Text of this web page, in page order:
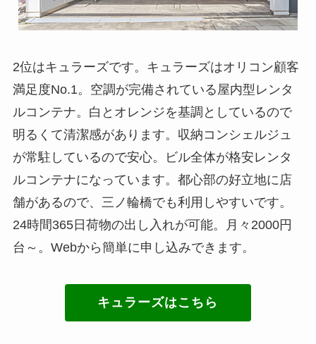
2位はキュラーズです。キュラーズはオリコン顧客
満足度No.1。空調が完備されている屋内型レンタ
ルコンテナ。白とオレンジを基調としているので
明るくて清潔感があります。収納コンシェルジュ
が常駐しているので安心。ビル全体が格安レンタ
ルコンテナになっています。都心部の好立地に店
舗があるので、三ノ輪橋でも利用しやすいです。
24時間365日荷物の出し入れが可能。月々2000円
台～。Webから簡単に申し込みできます。
キュラーズはこちら